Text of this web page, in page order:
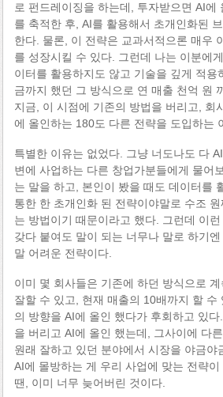
로 펀드레이징을 하는데, 투자받으면 AI에
를 축적한 후, AI를 활용해서 초개인화된
한다. 물론, 이 전략은 교과서적으론 매우
를 성장시킬 수 있다. 그런데 나는 이분에
이터를 활용하지도 않고 기술을 깊게 적용
금까지 했던 그 방식으로 연 매출 천억 원
지금, 이 시점에 기존의 방법을 버리고, 회
에 올인하는 180도 다른 전략을 도입하는
특별한 이유는 없었다. 그냥 너도나도 다
변에 사업하는 다른 창업가분들에게 물어
는 말을 하고, 본인이 봤을 때도 데이터를
통한 한 초개인화 된 전략이야말로 수조
는 방법이기 때문이라고 했다. 그런데 이
갖다 붙여도 말이 되는 너무나 말로 하기
말 어려운 전략이다.
이미 몇 회사들은 기존에 하던 방식으로
잘할 수 있고, 현재 매출의 10배까지 할 수
의 방향을 AI에 올인 했다가 후회하고 있
을 버리고 AI에 올인 했는데, 그사이에 다
원래 잘하고 있던 분야에서 시장을 야금야
AI에 몰방하는 게 우리 사업에 맞는 전략
땐, 이미 너무 늦어버린 것이다.